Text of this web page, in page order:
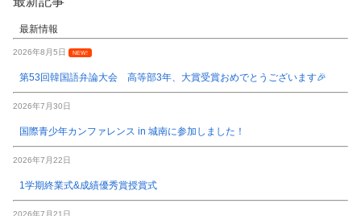
最新情報
2026年8月5日 NEW!
第53回韓国語弁論大会 高等部3年、大賞受賞おめでとうございます🎉
2026年7月30日
国際青少年カンファレンス in 城南に参加しました！
2026年7月22日
1学期終業式&成績優秀賞授賞式
2026年7月21日